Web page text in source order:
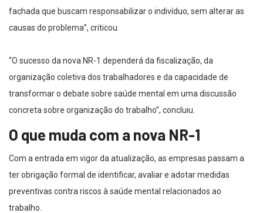
fachada que buscam responsabilizar o indivíduo, sem alterar as
causas do problema”, criticou.
“O sucesso da nova NR-1 dependerá da fiscalização, da
organização coletiva dos trabalhadores e da capacidade de
transformar o debate sobre saúde mental em uma discussão
concreta sobre organização do trabalho”, concluiu.
O que muda com a nova NR-1
Com a entrada em vigor da atualização, as empresas passam a
ter obrigação formal de identificar, avaliar e adotar medidas
preventivas contra riscos à saúde mental relacionados ao
trabalho.